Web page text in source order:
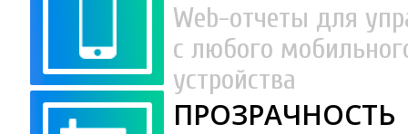
Web-отчеты для
с любого
устройства
ПРОЗРАЧНОСТЬ